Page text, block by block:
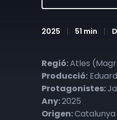
2025 51 min
Regió:Atles
Producció:
Protagonistes:
Any:2025
Origen:Catalunya